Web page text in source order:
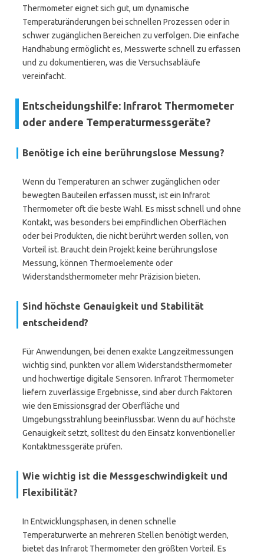
Thermometer eignet sich gut, um dynamische
Temperaturänderungen bei schnellen Prozessen oder in
schwer zugänglichen Bereichen zu verfolgen. Die einfache
Handhabung ermöglicht es, Messwerte schnell zu erfassen
und zu dokumentieren, was die Versuchsabläufe
vereinfacht.
Entscheidungshilfe: Infrarot Thermometer
oder andere Temperaturmessgeräte?
Benötige ich eine berührungslose Messung?
Wenn du Temperaturen an schwer zugänglichen oder
bewegten Bauteilen erfassen musst, ist ein Infrarot
Thermometer oft die beste Wahl. Es misst schnell und ohne
Kontakt, was besonders bei empfindlichen Oberflächen
oder bei Produkten, die nicht berührt werden sollen, von
Vorteil ist. Braucht dein Projekt keine berührungslose
Messung, können Thermoelemente oder
Widerstandsthermometer mehr Präzision bieten.
Sind höchste Genauigkeit und Stabilität
entscheidend?
Für Anwendungen, bei denen exakte Langzeitmessungen
wichtig sind, punkten vor allem Widerstandsthermometer
und hochwertige digitale Sensoren. Infrarot Thermometer
liefern zuverlässige Ergebnisse, sind aber durch Faktoren
wie den Emissionsgrad der Oberfläche und
Umgebungsstrahlung beeinflussbar. Wenn du auf höchste
Genauigkeit setzt, solltest du den Einsatz konventioneller
Kontaktmessgeräte prüfen.
Wie wichtig ist die Messgeschwindigkeit und
Flexibilität?
In Entwicklungsphasen, in denen schnelle
Temperaturwerte an mehreren Stellen benötigt werden,
bietet das Infrarot Thermometer den größten Vorteil. Es